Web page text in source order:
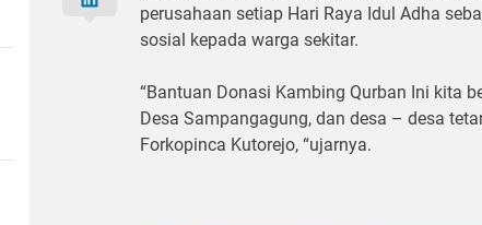
perusahaan setiap Hari Raya Idul Adha
sosial kepada warga sekitar.
“Bantuan Donasi Kambing Qurban Ini kita
Desa Sampangagung, dan desa – desa
Forkopinca Kutorejo, “ujarnya.